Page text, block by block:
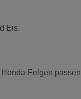
Eis.
Felgen passen